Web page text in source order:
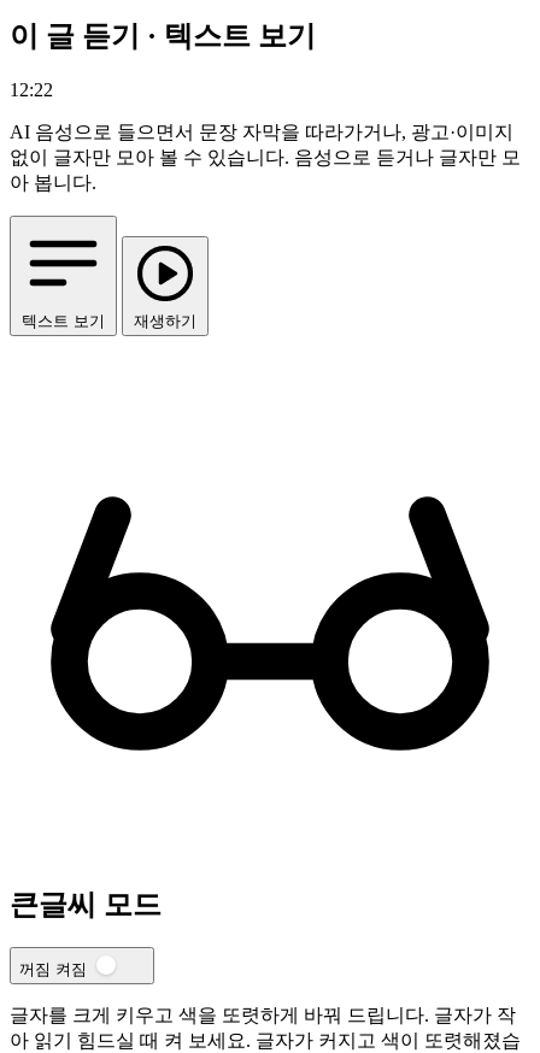
이 글 듣기 · 텍스트 보기
12:22
AI 음성으로 들으면서 문장 자막을 따라가거나, 광고·이미지
없이 글자만 모아 볼 수 있습니다. 음성으로 듣거나 글자만 모
아 봅니다.
텍스트 보기 재생하기
큰글씨 모드
꺼짐 켜짐
글자를 크게 키우고 색을 또렷하게 바꿔 드립니다. 글자가 작
아 읽기 힘드실 때 켜 보세요. 글자가 커지고 색이 또렷해졌습